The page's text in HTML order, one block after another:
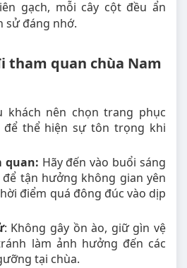
gạch, mỗi cây cột đều ẩn
sử đáng nhớ.
tham quan chùa Nam
khách nên chọn trang phục
để thể hiện sự tôn trọng khi
quan: Hãy đến vào buổi sáng
tận hưởng không gian yên
điểm quá đông đúc vào dịp
: Không gây ồn ào, giữ gìn vệ
làm ảnh hưởng đến các
tại chùa.